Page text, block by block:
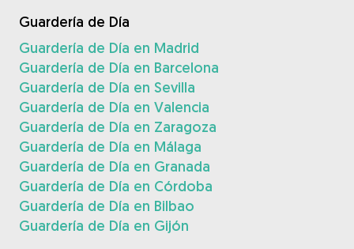
Guardería de Día
Guardería de Día en Madrid
Guardería de Día en Barcelona
Guardería de Día en Sevilla
Guardería de Día en Valencia
Guardería de Día en Zaragoza
Guardería de Día en Málaga
Guardería de Día en Granada
Guardería de Día en Córdoba
Guardería de Día en Bilbao
Guardería de Día en Gijón